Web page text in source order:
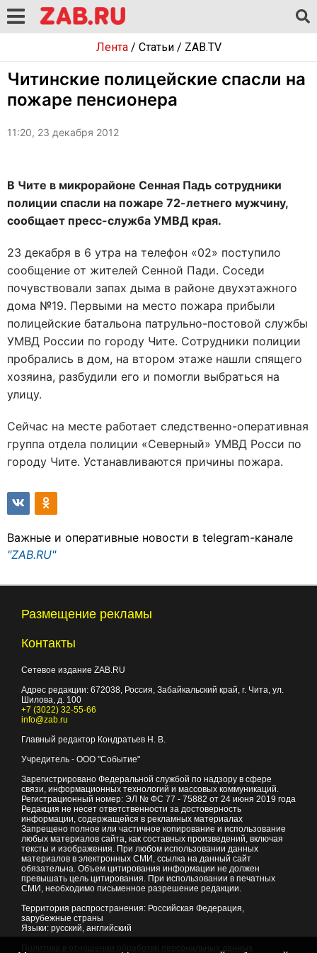
Лента/ Статьи/ ZAB.TV
Читинские полицейские спасли на
пожаре пенсионера
11:20, 23 декабря 2012
В Чите в микрорайоне Сенная Падь сотрудники
полиции спасли на пожаре 72-летнего мужчину,
сообщает пресс-служба УМВД края.
23 декабря в 6 утра на телефон «02» поступило
сообщение от жителей Сенной Пади. Соседи
почувствовали запах дыма в районе двухэтажного
дома №19. Первыми на место пожара прибыли
полицейские батальона патрульно-постовой службы
УМВД России по городу Чите. Сотрудники полиции
пробрались в дом, на втором этаже нашли спящего
хозяина, разбудили его и помогли выбраться на
улицу.
Сейчас на месте работает следственно-оперативная
группа отдела полиции «Северный» УМВД Росси по
городу Чите. Устанавливаются причины пожара.
Важные и оперативные новости в telegram-канале
"ZAB.RU"
Размещение рекламы
Контакты
Сетевое издание ZAB.RU
Адрес редакции: 672038, Россия, Забайкальский край, г. Чита, ул.
Шилова, д. 100
+7 (3022) 32-55-66
info@zab.ru
Главный редактор Кондратьев Н. В.
Учредитель - ООО "Событие"
Зарегистрировано Федеральной службой по надзору в сфере
связи, информационных технологий и массовых коммуникаций.
Регистрационный номер: ЭЛ № ФС 77 - 75882 от 24 июня 2019 года
Редакция не несет ответственности за достоверность
информации, содержащейся в рекламных материалах
Запрещено полное или частичное копирование и использование
любых материалов сайта, как составных произведений, включая
тексты и изображения. При любом использовании данных
материалов в электронных СМИ, ссылка на данный сайт
обязательна. Объем цитирования информации не должен
превышать цель цитирования. При использовании в печатных
СМИ, необходимо письменное разрешение редакции.
Территория распространения: Российская Федерация,
зарубежные страны
Языки: русский, английский